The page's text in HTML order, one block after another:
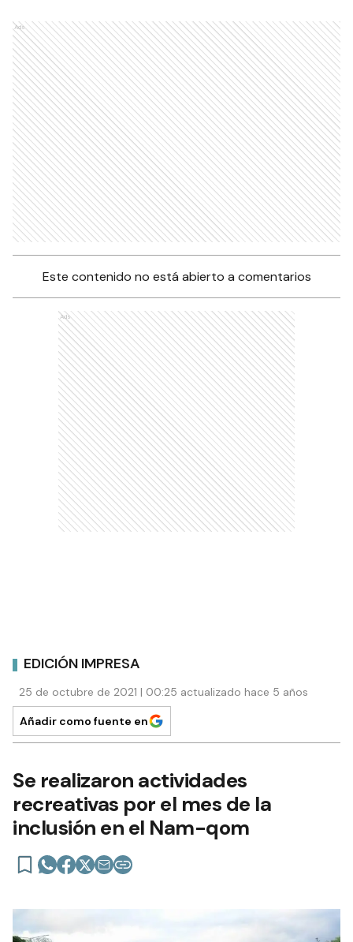
Ads
Este contenido no está abierto a comentarios
Ads
EDICIÓN IMPRESA
25 de octubre de 2021 | 00:25 actualizado hace 5 años
Añadir como fuente en
Se realizaron actividades
recreativas por el mes de la
inclusión en el Nam-qom